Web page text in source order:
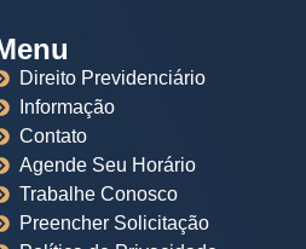
Direito Previdenciário
Informação
Contato
Agende Seu Horário
Trabalhe Conosco
Preencher Solicitação